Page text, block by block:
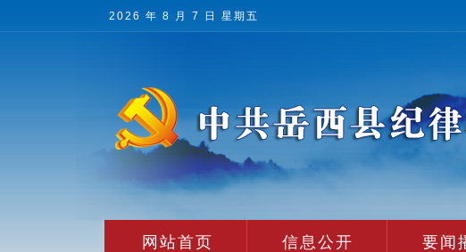
2026 年 8 月 7 日 星期五
网站首页 信息公开 要闻